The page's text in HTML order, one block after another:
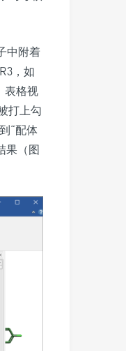
中附着
，如
表格视
打上勾
“配体
果（图